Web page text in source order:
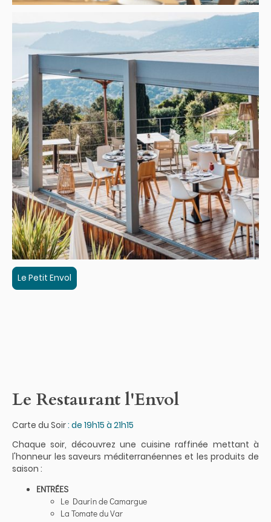
Le Petit Envol
Le Restaurant l'Envol
Carte du Soir: de 19h15 à 21h15
Chaque soir, découvrez une cuisine raffinée mettant à
l'honneur les saveurs méditerranéennes et les produits de
saison :
ENTRÉES
Le Daurin de Camargue
La Tomate du Var